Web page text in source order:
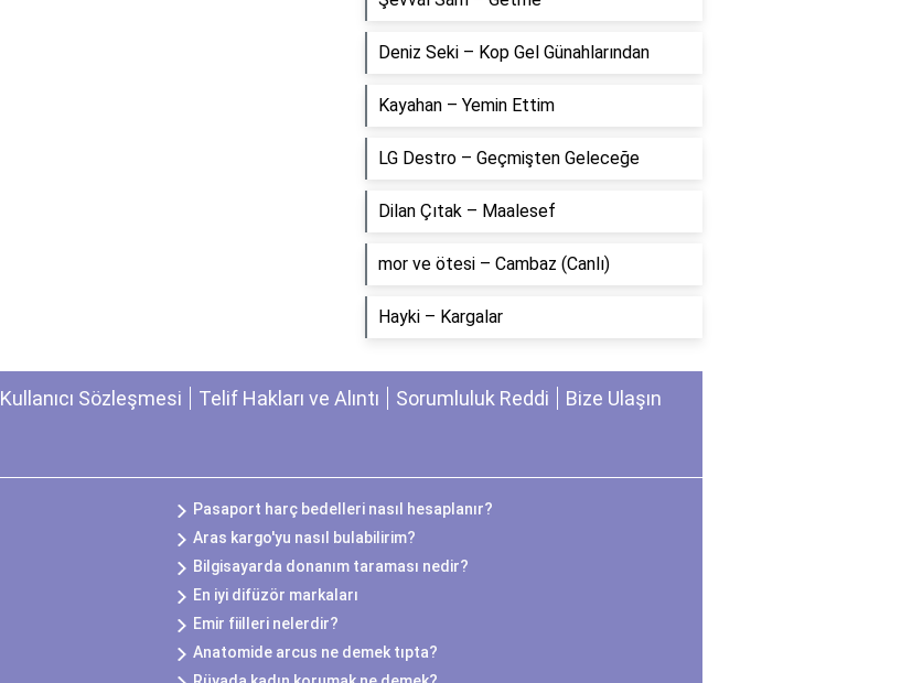
Deniz Seki – Kop Gel Günahlarından
Kayahan – Yemin Ettim
LG Destro – Geçmişten Geleceğe
Dilan Çıtak – Maalesef
​mor ve ötesi – Cambaz (Canlı)
Hayki – Kargalar
Kullanıcı Sözleşmesi Telif Hakları ve Alıntı Sorumluluk Reddi Bize Ulaşın
Pasaport harç bedelleri nasıl hesaplanır?
Aras kargo'yu nasıl bulabilirim?
Bilgisayarda donanım taraması nedir?
En iyi difüzör markaları
Emir fiilleri nelerdir?
Anatomide arcus ne demek tıpta?